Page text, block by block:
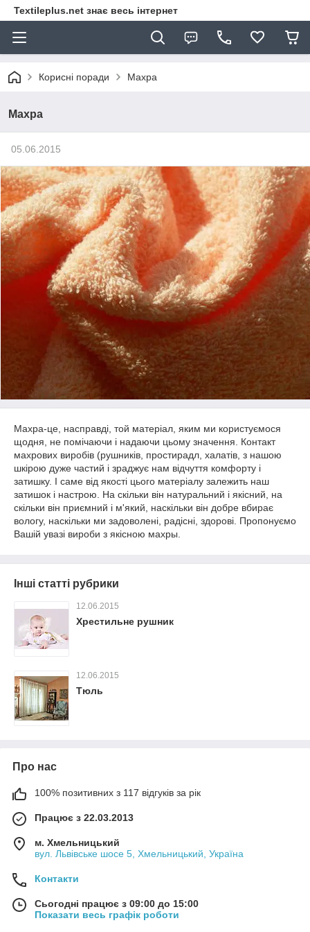
Textileplus.net знає весь інтернет
Корисні поради Махра
Махра
05.06.2015
Махра-це, насправді, той матеріал, яким ми користуємося
щодня, не помічаючи і надаючи цьому значення. Контакт
махрових виробів (рушників, простирадл, халатів, з нашою
шкірою дуже частий і зраджує нам відчуття комфорту і
затишку. І саме від якості цього матеріалу залежить наш
затишок і настрою. На скільки він натуральний і якісний, на
скільки він приємний і м'який, наскільки він добре вбирає
вологу, наскільки ми задоволені, радісні, здорові. Пропонуємо
Вашій увазі вироби з якісною махры.
Інші статті рубрики
12.06.2015
Хрестильне рушник
12.06.2015
Тюль
Про нас
100% позитивних з 117 відгуків за рік
Працює з 22.03.2013
м. Хмельницький
вул. Львівське шосе 5, Хмельницький, Україна
Контакти
Сьогодні працює з 09:00 до 15:00
Показати весь графік роботи